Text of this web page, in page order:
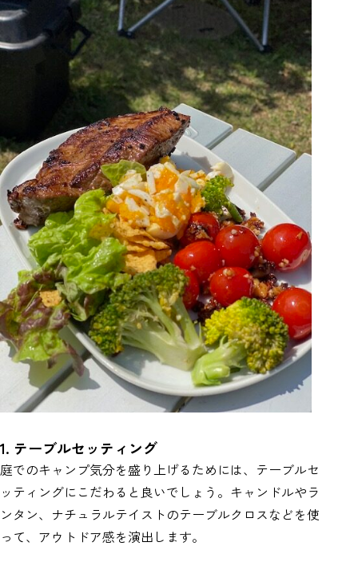
1. テーブルセッティング
庭でのキャンプ気分を盛り上げるためには、テーブルセ
ッティングにこだわると良いでしょう。キャンドルやラ
ンタン、ナチュラルテイストのテーブルクロスなどを使
って、アウトドア感を演出します。